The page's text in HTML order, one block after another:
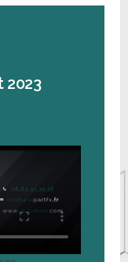
2023